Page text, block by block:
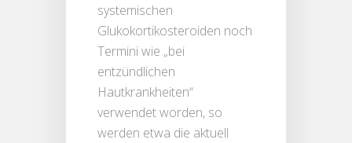
systemischen
Glukokortikosteroiden noch
Termini wie „bei
entzündlichen
Hautkrankheiten“
verwendet worden, so
werden etwa die aktuell